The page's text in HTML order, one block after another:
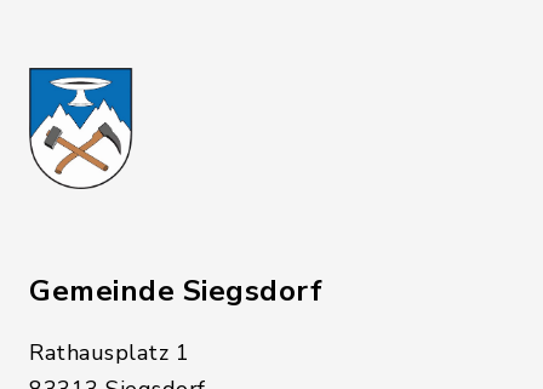
Gemeinde Siegsdorf
Rathausplatz 1